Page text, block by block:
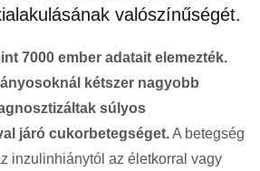
valószínűségét.
7000 ember adatait elemezték.
kétszer nagyobb
súlyos
járó cukorbetegséget.A betegség
inzulinhiánytól az életkorral vagy